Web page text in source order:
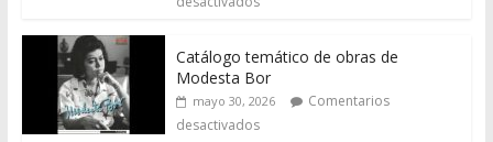
Catálogo temático de obras de
Modesta Bor
mayo 30, 2026
Comentarios
desactivados